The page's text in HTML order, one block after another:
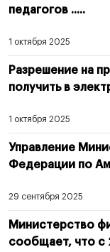
педагогов .....
1 октября 2025
Разрешение на
получить в
1 октября 2025
Управление
Федерации по
29 сентября 2025
Министерство
сообщает, что с